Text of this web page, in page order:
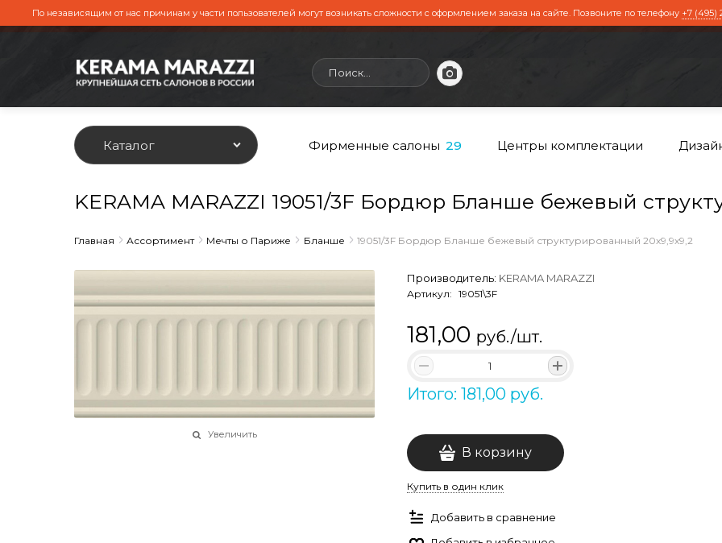
По независящим от нас причинам у части пользователей могут возникать сложности с оформлением заказа на сайте. Позвоните по телефону +7 (495)
Каталог Фирменные салоны 29 Центры комплектации
KERAMA MARAZZI 19051/3F Бордюр Бланше бежевый
Главная Ассортимент Мечты о Париже Бланше 19051/3F Бордюр Бланше бежевый структурированный 20х9,9х9,2
Увеличить
Производитель: KERAMA MARAZZI
Артикул: 19051\3F
181,00 руб./шт.
Итого: 181,00 руб.
В корзину
Купить в один клик
Добавить в сравнение